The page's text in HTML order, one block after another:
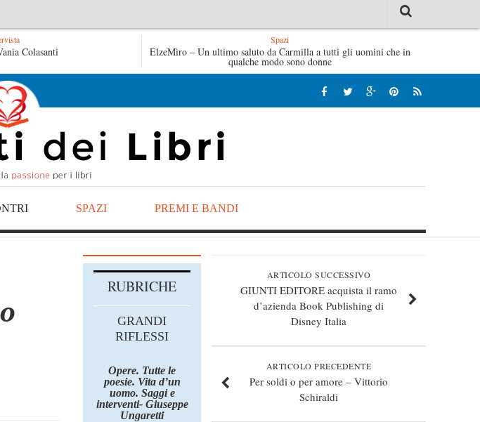
di Sybil – Virginia Evans L’idraulico non verrà – Fruttero & Lucentini
Colasanti
Spazi
ElzeMìro – Un ultimo saluto da Carmilla a tutti gli uomini che in
qualche modo sono donne
SPAZI PREMI E BANDI
ARTICOLO SUCCESSIVO
GIUNTI EDITORE acquista il ramo
d’azienda Book Publishing di
Disney Italia
ARTICOLO PRECEDENTE
Per soldi o per amore – Vittorio
Schiraldi
RUBRICHE
GRANDI
RIFLESSI
Opere. Tutte le
poesie. Vita d’un
uomo. Saggi e
interventi- Giuseppe
Ungaretti